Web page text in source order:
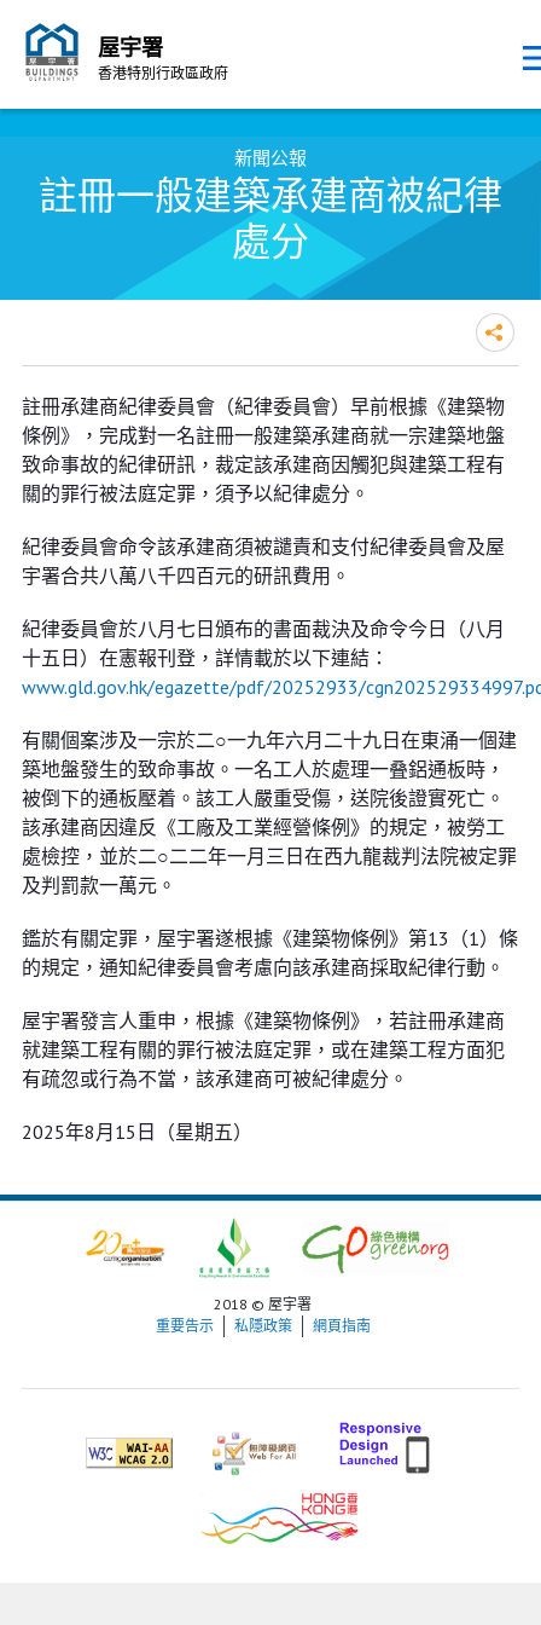
屋宇署
香港特別行政區政府
新聞公報
註冊一般建築承建商被紀律
處分
註冊一般建築承建商被紀律處分
註冊承建商紀律委員會（紀律委員會）早前根據《建築物
條例》，完成對一名註冊一般建築承建商就一宗建築地盤
致命事故的紀律研訊，裁定該承建商因觸犯與建築工程有
關的罪行被法庭定罪，須予以紀律處分。
紀律委員會命令該承建商須被譴責和支付紀律委員會及屋
宇署合共八萬八千四百元的研訊費用。
紀律委員會於八月七日頒布的書面裁決及命令今日（八月
十五日）在憲報刊登，詳情載於以下連結：
www.gld.gov.hk/egazette/pdf/20252933/
有關個案涉及一宗於二○一九年六月二十九日在東涌一個建
築地盤發生的致命事故。一名工人於處理一叠鋁通板時，
被倒下的通板壓着。該工人嚴重受傷，送院後證實死亡。
該承建商因違反《工廠及工業經營條例》的規定，被勞工
處檢控，並於二○二二年一月三日在西九龍裁判法院被定罪
及判罰款一萬元。
鑑於有關定罪，屋宇署遂根據《建築物條例》第13（1）條
的規定，通知紀律委員會考慮向該承建商採取紀律行動。
屋宇署發言人重申，根據《建築物條例》，若註冊承建商
就建築工程有關的罪行被法庭定罪，或在建築工程方面犯
有疏忽或行為不當，該承建商可被紀律處分。
2025年8月15日（星期五）
2018 © 屋宇署
重要告示
私隱政策 網頁指南